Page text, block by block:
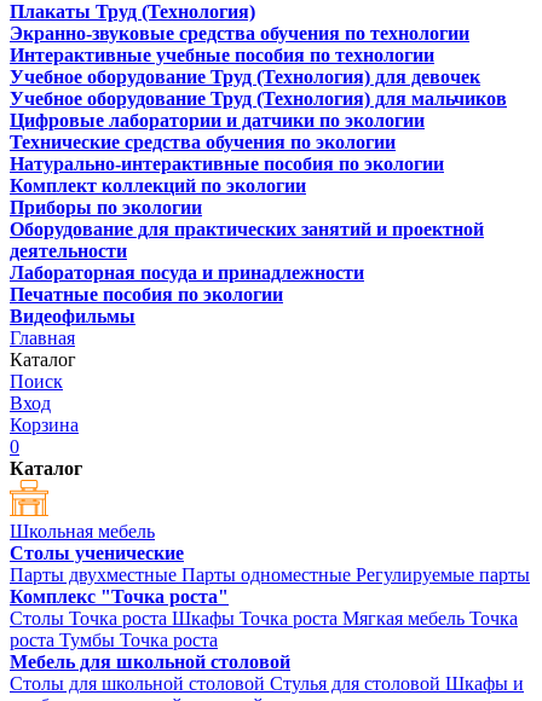
Плакаты Труд (Технология)
Экранно-звуковые средства обучения по технологии
Интерактивные учебные пособия по технологии
Учебное оборудование Труд (Технология) для девочек
Учебное оборудование Труд (Технология) для мальчиков
Цифровые лаборатории и датчики по экологии
Технические средства обучения по экологии
Натурально-интерактивные пособия по экологии
Комплект коллекций по экологии
Приборы по экологии
Оборудование для практических занятий и проектной
деятельности
Лабораторная посуда и принадлежности
Печатные пособия по экологии
Видеофильмы
Главная
Каталог
Поиск
Вход
Корзина
0
Каталог
Школьная мебель
Столы ученические
Парты двухместные Парты одноместные Регулируемые парты
Комплекс "Точка роста"
Столы Точка роста Шкафы Точка роста Мягкая мебель Точка
роста Тумбы Точка роста
Мебель для школьной столовой
Столы для школьной столовой Стулья для столовой Шкафы и